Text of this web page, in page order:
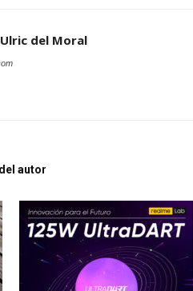
del Moral
autor